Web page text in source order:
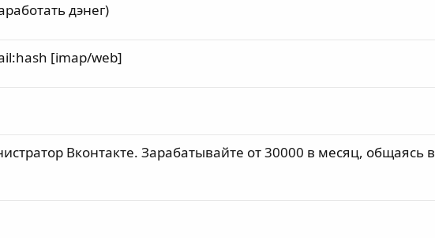
дэнег)
[imap/web]
Вконтакте. Зарабатывайте от 30000 в месяц, общаясь в